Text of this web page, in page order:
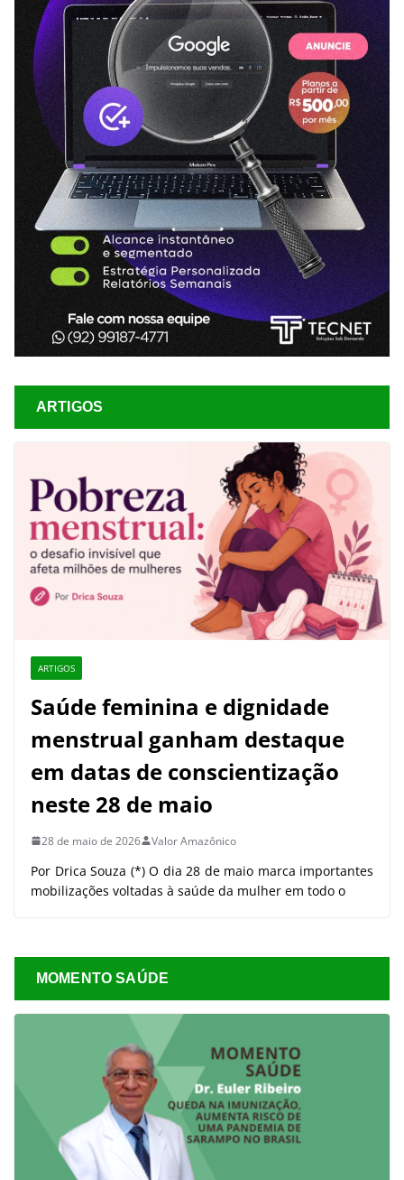
ARTIGOS
ARTIGOS
Saúde feminina e dignidade
menstrual ganham destaque
em datas de conscientização
neste 28 de maio
28 de maio de 2026 Valor Amazônico
Por Drica Souza (*) O dia 28 de maio marca importantes
mobilizações voltadas à saúde da mulher em todo o
MOMENTO SAÚDE